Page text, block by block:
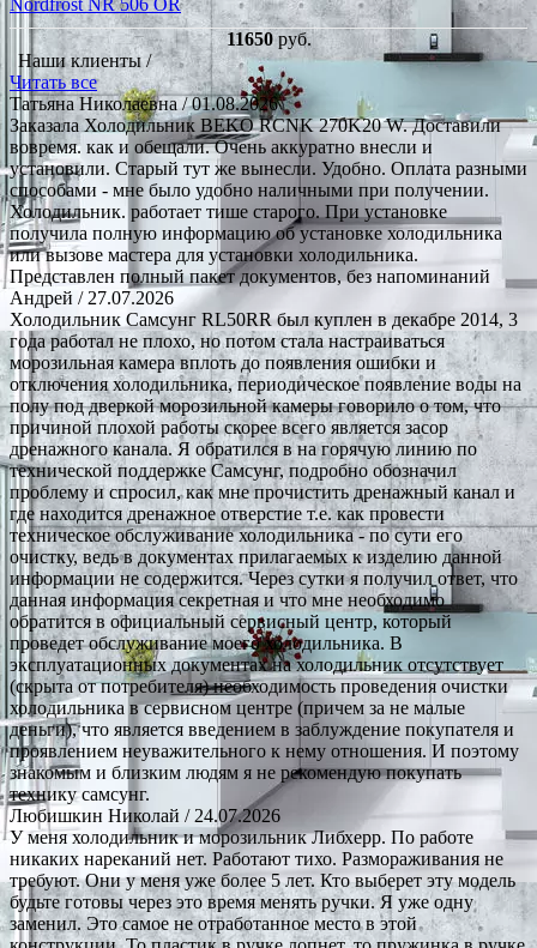
11650руб.
Наши клиенты /
Читать все
Татьяна Николаевна/ 01.08.2026
Заказала Холодильник BEKO RCNK 270K20 W. Доставили
вовремя. как и обещали. Очень аккуратно внесли и
установили. Старый тут же вынесли. Удобно. Оплата разными
способами - мне было удобно наличными при получении.
Холодильник. работает тише старого. При установке
получила полную информацию об установке холодильника
или вызове мастера для установки холодильника.
Представлен полный пакет документов, без напоминаний
Андрей / 27.07.2026
Холодильник Самсунг RL50RR был куплен в декабре 2014, 3
года работал не плохо, но потом стала настраиваться
морозильная камера вплоть до появления ошибки и
отключения холодильника, периодическое появление воды на
полу под дверкой морозильной камеры говорило о том, что
причиной плохой работы скорее всего является засор
дренажного канала. Я обратился в на горячую линию по
технической поддержке Самсунг, подробно обозначил
проблему и спросил, как мне прочистить дренажный канал и
где находится дренажное отверстие т.е. как провести
техническое обслуживание холодильника - по сути его
очистку, ведь в документах прилагаемых к изделию данной
информации не содержится. Через сутки я получил ответ, что
данная информация секретная и что мне необходимо
обратится в официальный сервисный центр, который
проведет обслуживание моего холодильника. В
эксплуатационных документах на холодильник отсутствует
(скрыта от потребителя) необходимость проведения очистки
холодильника в сервисном центре (причем за не малые
деньги), что является введением в заблуждение покупателя и
проявлением неуважительного к нему отношения. И поэтому
знакомым и близким людям я не рекомендую покупать
технику самсунг.
Любишкин Николай / 24.07.2026
У меня холодильник и морозильник Либхерр. По работе
никаких нареканий нет. Работают тихо. Размораживания не
требуют. Они у меня уже более 5 лет. Кто выберет эту модель
будьте готовы через это время менять ручки. Я уже одну
заменил. Это самое не отработанное место в этой